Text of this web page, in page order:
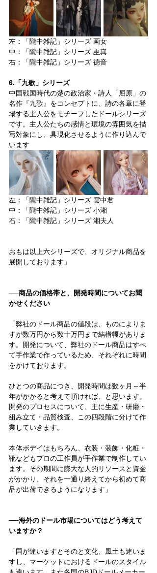
左：「隴中雑記」シリーズ 画女
中：「隴中雑記」シリーズ 巫真
右：「隴中雑記」シリーズ 德音
6.「九歌」シリーズ
中国戦国時代の楚の政治家・詩人「屈原」の
名作『九歌』をコンセプトに、詩の各章に登
場する主人公をモチーフしたドールシリーズ
です。主人公たちの感情と環境の雰囲気を描
写対象にし、具現化させるように作り込んで
います
左：「隴中雑記」シリーズ 雲中君
中：「隴中雑記」シリーズ 小湘
右：「隴中雑記」シリーズ 湘夫人
おもは以上六シリーズで、オリジナル商品を
展開しております」
──商品の価格帯と、開発時間についてお聞
かせください
「弊社のドール商品の値段は、ものによりま
すが数万円から数十万円まで結構幅がありま
す。開発について、弊社のドール商品はすべ
て手作業で作っているため、それぞれに時間
をかけております。
ひとつの商品につき、開発時間は数ヶ月～半
年がかかると考えて頂ければ、と思います。
開発のプロセスについて、主に生産・研磨・
組み立て・品質検査、この四段階に分けて作
業していきます。
本体ボデイはもちろん、衣装・装飾・化粧・
靴などもプロの工作員が手作業で制作してい
ます。その期間に膨大な人的リソースと資金
がかかり、それを一通り終えてから初めて商
品が出荷できるようになります」
──海外のドール市場についてはどう考えて
いますか？
「国が違いますとそのと文化、風土も違いま
すし、マーケットにおけるドールのスタイル